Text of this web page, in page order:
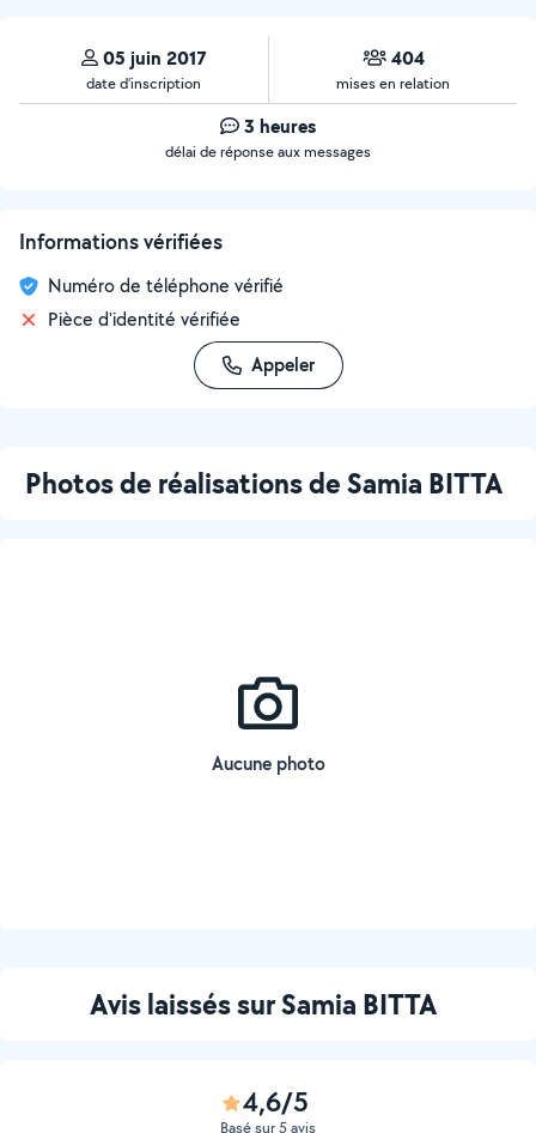
05 juin 2017
date d’inscription
404
mises en relation
3 heures
délai de réponse aux messages
Informations vérifiées
Numéro de téléphone vérifié
Pièce d'identité vérifiée
Appeler
Photos de réalisations de Samia BITTA
Aucune photo
Avis laissés sur Samia BITTA
4,6/5
Basé sur 5 avis